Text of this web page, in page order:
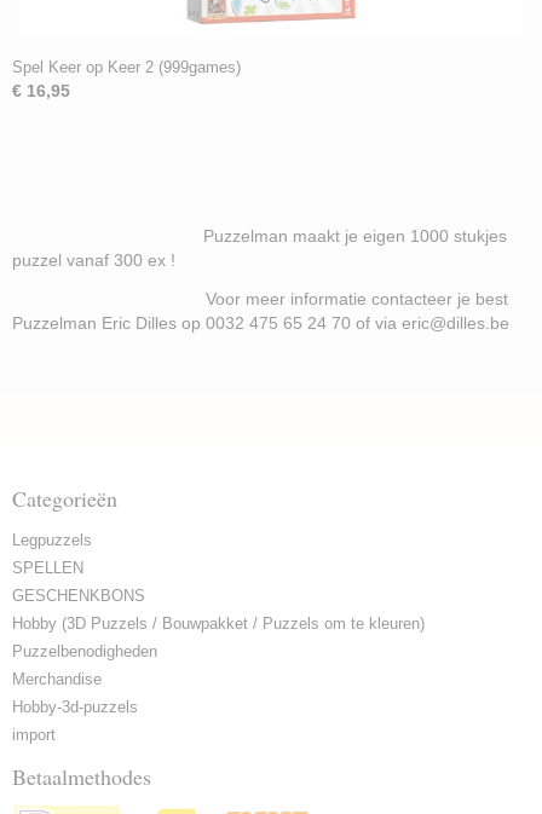
Spel Keer op Keer 2 (999games)
€ 16,95
Puzzelman maakt je eigen 1000 stukjes
puzzel vanaf 300 ex !
Voor meer informatie contacteer je best
Puzzelman Eric Dilles op 0032 475 65 24 70 of via eric@dilles.be
Categorieën
Legpuzzels
SPELLEN
GESCHENKBONS
Hobby (3D Puzzels / Bouwpakket / Puzzels om te kleuren)
Puzzelbenodigheden
Merchandise
Hobby-3d-puzzels
import
Betaalmethodes